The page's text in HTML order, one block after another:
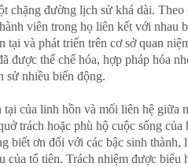
chặng đường lịch sử khá dài.
viên trong họ liên kết với nhau
và phát triển trên cơ sở quan
được thể chế hóa, hợp pháp hóa
sử nhiều biến động.
của linh hồn và mối liên hệ
trách hoặc phù hộ cuộc sống
ơn đối với các bậc sinh
của tổ tiên. Trách nhiệm được